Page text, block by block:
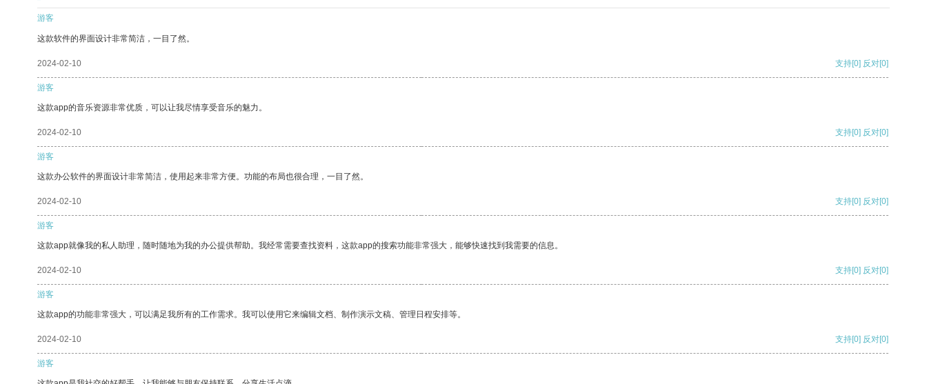
游客
这款软件的界面设计非常简洁，一目了然。
2024-02-10 支持[0] 反对[0]
游客
这款app的音乐资源非常优质，可以让我尽情享受音乐的魅力。
2024-02-10 支持[0] 反对[0]
游客
这款办公软件的界面设计非常简洁，使用起来非常方便。功能的布局也很合理，一目了然。
2024-02-10 支持[0] 反对[0]
游客
这款app就像我的私人助理，随时随地为我的办公提供帮助。我经常需要查找资料，这款app的搜索功能非常强大，能够快速找到我需要的信息。
2024-02-10 支持[0] 反对[0]
游客
这款app的功能非常强大，可以满足我所有的工作需求。我可以使用它来编辑文档、制作演示文稿、管理日程安排等。
2024-02-10 支持[0] 反对[0]
游客